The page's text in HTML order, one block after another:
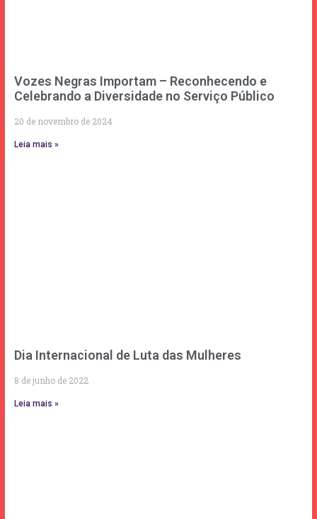
Vozes Negras Importam – Reconhecendo e
Celebrando a Diversidade no Serviço Público
20 de novembro de 2024
Leia mais »
Dia Internacional de Luta das Mulheres
8 de junho de 2022
Leia mais »